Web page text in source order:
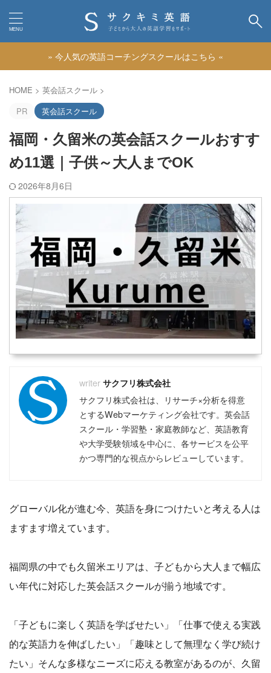
» 今人気の英語コーチングスクールはこちら «
HOME > 英会話スクール >
PR
英会話スクール
福岡・久留米の英会話スクールおすす
め11選｜子供～大人までOK
2026年8月6日
サクフリ株式会社
サクフリ株式会社は、リサーチ×分析を得意
とするWebマーケティング会社です。英会話
スクール・学習塾・家庭教師など、英語教育
や大学受験領域を中心に、各サービスを公平
かつ専門的な視点からレビューしています。
グローバル化が進む今、英語を身につけたいと考える人は
ますます増えています。
福岡県の中でも久留米エリアは、子どもから大人まで幅広
い年代に対応した英会話スクールが揃う地域です。
「子どもに楽しく英語を学ばせたい」「仕事で使える実践
的な英語力を伸ばしたい」「趣味として無理なく学び続け
たい」そんな多様なニーズに応える教室があるのが、久留